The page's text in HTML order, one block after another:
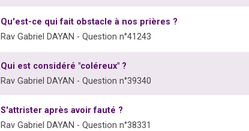
Qu'est-ce qui fait obstacle à nos prières ?
Rav Gabriel DAYAN - Question n°41243
Qui est considéré "coléreux" ?
Rav Gabriel DAYAN - Question n°39340
S'attrister après avoir fauté ?
Rav Gabriel DAYAN - Question n°38331